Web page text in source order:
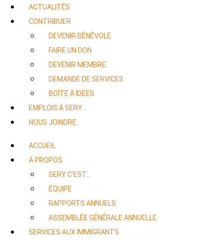
ACTUALITÉS
CONTRIBUER
DEVENIR BÉNÉVOLE
FAIRE UN DON
DEVENIR MEMBRE
DEMANDE DE SERVICES
BOÎTE À IDÉES
EMPLOIS À SERY…
NOUS JOINDRE
ACCUEIL
À PROPOS
SERY C’EST…
ÉQUIPE
RAPPORTS ANNUELS
ASSEMBLÉE GÉNÉRALE ANNUELLE
SERVICES AUX IMMIGRANTS